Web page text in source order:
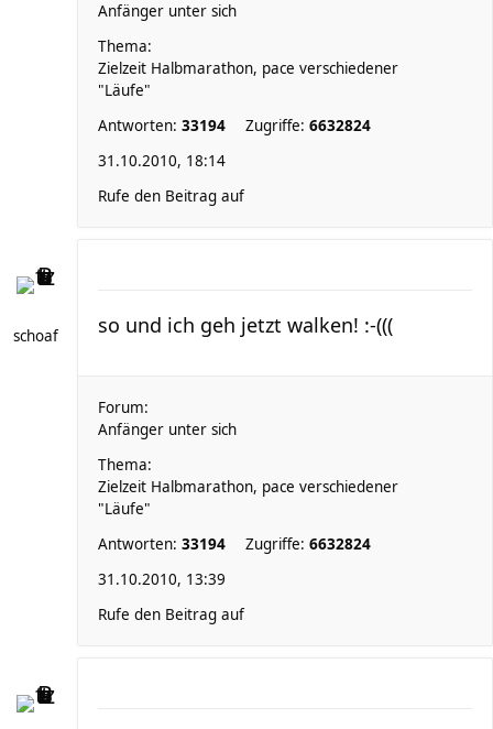
Anfänger unter sich
Thema:
Zielzeit Halbmarathon, pace verschiedener
"Läufe"
Antworten: 33194 Zugriffe: 6632824
31.10.2010, 18:14
Rufe den Beitrag auf
schoaf so und ich geh jetzt walken! :-(((
Forum:
Anfänger unter sich
Thema:
Zielzeit Halbmarathon, pace verschiedener
"Läufe"
Antworten: 33194 Zugriffe: 6632824
31.10.2010, 13:39
Rufe den Beitrag auf